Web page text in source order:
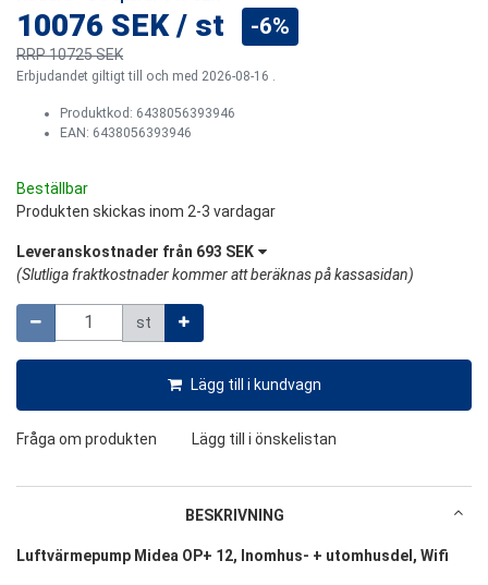
10076 SEK / st
RRP10725 SEK
-6%
Erbjudandet giltigt till och med 2026-08-16 .
Produktkod: 6438056393946
EAN: 6438056393946
Beställbar
Produkten skickas inom 2-3 vardagar
Leveranskostnader från 693 SEK
(Slutliga fraktkostnader kommer att beräknas på kassasidan)
st
Lägg till i kundvagn
Fråga om produkten Lägg till i önskelistan
BESKRIVNING
Luftvärmepump Midea OP+ 12, Inomhus- + utomhusdel, Wifi